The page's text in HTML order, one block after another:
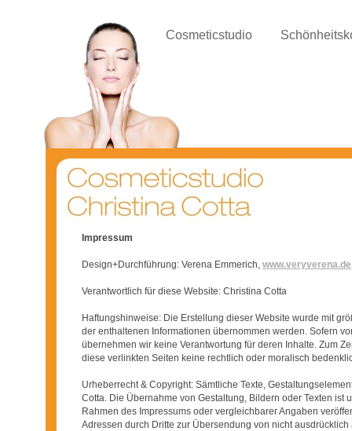
Cosmeticstudio
Impressum
Design+Durchführung: Verena Emmerich, www.veryverena.de
Verantwortlich für diese Website: Christina Cotta
Haftungshinweise: Die Erstellung dieser Website wurde mit
der enthaltenen Informationen übernommen werden. Sofern
übernehmen wir keine Verantwortung für deren Inhalte. Zum
diese verlinkten Seiten keine rechtlich oder moralisch
Urheberrecht & Copyright: Sämtliche Texte,
Cotta. Die Übernahme von Gestaltung, Bildern oder Texten
Rahmen des Impressums oder vergleichbarer Angaben
Adressen durch Dritte zur Übersendung von nicht